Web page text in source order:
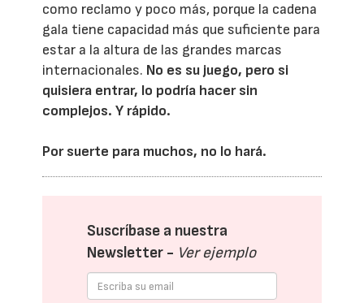
como reclamo y poco más, porque la cadena
gala tiene capacidad más que suficiente para
estar a la altura de las grandes marcas
internacionales. No es su juego, pero si
quisiera entrar, lo podría hacer sin
complejos. Y rápido.
Por suerte para muchos, no lo hará.
Suscríbase a nuestra
Newsletter - Ver ejemplo